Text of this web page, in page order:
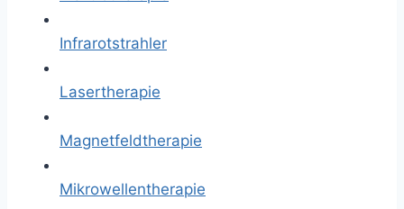
Infrarotstrahler
Lasertherapie
Magnetfeldtherapie
Mikrowellentherapie